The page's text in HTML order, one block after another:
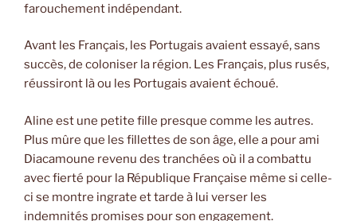
farouchement indépendant.
Avant les Français, les Portugais avaient essayé, sans
succès, de coloniser la région. Les Français, plus rusés,
réussiront là ou les Portugais avaient échoué.
Aline est une petite fille presque comme les autres.
Plus mûre que les fillettes de son âge, elle a pour ami
Diacamoune revenu des tranchées où il a combattu
avec fierté pour la République Française même si celle-
ci se montre ingrate et tarde à lui verser les
indemnités promises pour son engagement.